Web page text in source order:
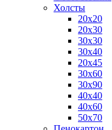
Холсты
20х20
20х30
30х30
30х40
20х45
30х60
30х90
40х40
40х60
50х70